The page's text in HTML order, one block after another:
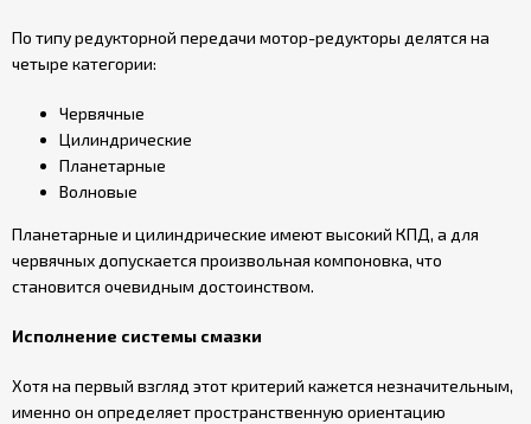
По типу редукторной передачи мотор-редукторы делятся на
четыре категории:
Червячные
Цилиндрические
Планетарные
Волновые
Планетарные и цилиндрические имеют высокий КПД, а для
червячных допускается произвольная компоновка, что
становится очевидным достоинством.
Исполнение системы смазки
Хотя на первый взгляд этот критерий кажется незначительным,
именно он определяет пространственную ориентацию